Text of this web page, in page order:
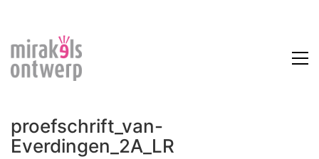
proefschrift_van-
Everdingen_2A_LR